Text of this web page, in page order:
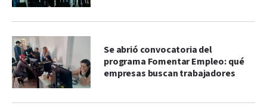
Se abrió convocatoria del
programa Fomentar Empleo: qué
empresas buscan trabajadores